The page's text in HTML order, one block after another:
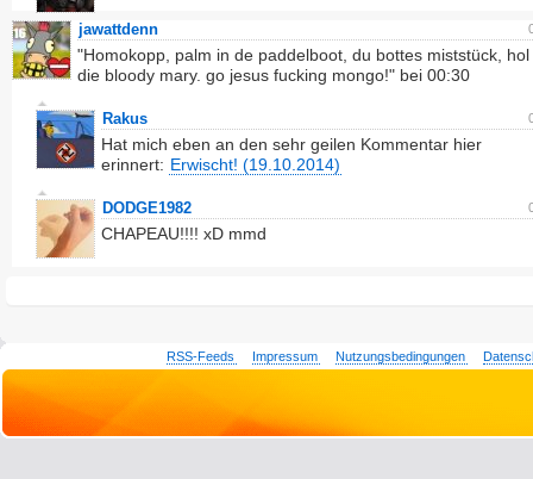
jawattdenn
"Homokopp, palm in de paddelboot, du bottes miststück, hol
die bloody mary. go jesus fucking mongo!" bei 00:30
Rakus
Hat mich eben an den sehr geilen Kommentar hier
erinnert: Erwischt! (19.10.2014)
DODGE1982
CHAPEAU!!!! xD mmd
RSS-Feeds Impressum Nutzungsbedingungen